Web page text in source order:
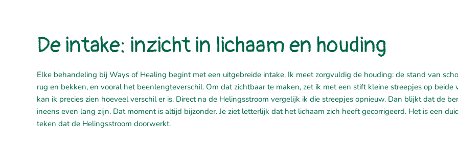
De intake: inzicht in lichaam en houding
Elke behandeling bij Ways of Healing begint met een uitgebreide intake. Ik meet zorgvuldig de houding: de stand van
rug en bekken, en vooral het beenlengteverschil. Om dat zichtbaar te maken, zet ik met een stift kleine streepjes op beide
kan ik precies zien hoeveel verschil er is. Direct na de Helingsstroom vergelijk ik die streepjes opnieuw. Dan blijkt dat de
ineens even lang zijn. Dat moment is altijd bijzonder. Je ziet letterlijk dat het lichaam zich heeft gecorrigeerd. Het is een
teken dat de Helingsstroom doorwerkt.